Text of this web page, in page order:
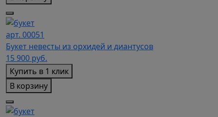
арт. 00051
Букет невесты из орхидей и диантусов
15 900 руб.
Купить в 1 клик
В корзину